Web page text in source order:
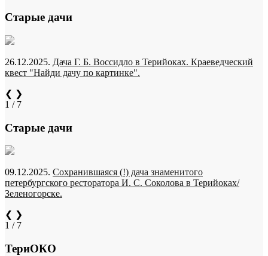
Старые дачи
26.12.2025. Дача Г. Б. Воссидло в Терийоках. Краеведческий
квест "Найди дачу по картинке".
❮ ❯
1 / 7
Старые дачи
09.12.2025. Сохранившаяся (!) дача знаменитого
петербургского ресторатора И. С. Соколова в Терийоках/
Зеленогорске.
❮ ❯
1 / 7
ТериОКО